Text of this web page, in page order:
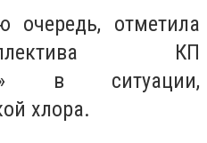
очередь, отметила
КП
в ситуации,
хлора.